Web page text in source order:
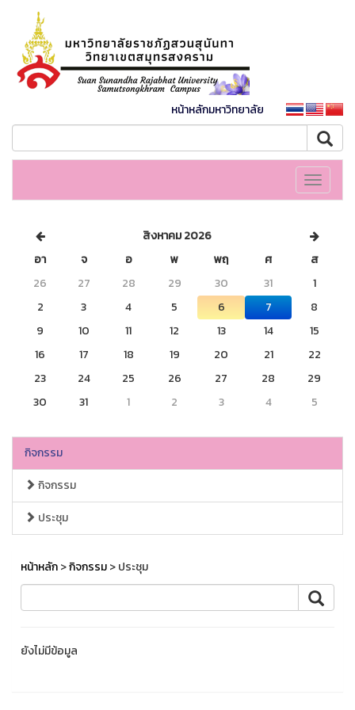
หน้าหลักมหาวิทยาลัย
Toggle
สิงหาคม 2026
อา
จ อ พ พฤ ศ
ส
26
27 28 29 30 31
1
2
3 4 5 6 7
8
9
10 11 12 13 14
15
16
17 18 19 20 21
22
23
24 25 26 27 28
29
30
31 1 2 3 4 5
กิจกรรม
กิจกรรม
ประชุม
หน้าหลัก>กิจกรรม> ประชุม
ยังไม่มีข้อมูล